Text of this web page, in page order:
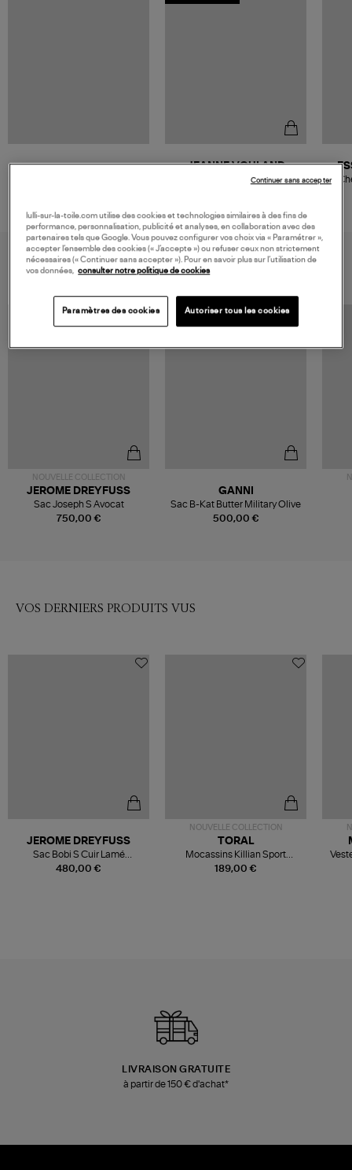
JEANNE VOULAND
Débardeur Nova Maille Cotelé
VOUS AIMEREZ AUSSI
NOUVELLE COLLECTION
750,00 €
JEROME DREYFUSS
Sac Joseph S Avocat
500,00 €
GANNI
Sac B-Kat Butter Military Olive
VOS DERNIERS PRODUITS VUS
480,00 €
JEROME DREYFUSS
Sac Bobi S Cuir Lamé
Champagne
NOUVELLE COLLECTION
189,00 €
TORAL
Mocassins Killian Sport
Mousse
LIVRAISON GRATUITE
à partir de 150 € d'achat*
lulli-sur-la-toile.com utilise des cookies et technologies similaires à des fins de
performance, personnalisation, publicité et analyses, en collaboration avec des
partenaires tels que Google. Vous pouvez configurer vos choix via « Paramétrer »,
accepter l’ensemble des cookies (« J’accepte ») ou refuser ceux non strictement
nécessaires (« Continuer sans accepter »). Pour en savoir plus sur l’utilisation de
vos données,
consulter notre politique de cookies
Paramètres des cookies Autoriser tous les cookies
Continuer sans accepter